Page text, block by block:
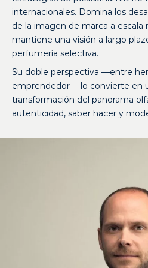
internacionales. Domina los
de la imagen de marca a
mantiene una visión a largo
perfumería selectiva.
Su doble perspectiva —entre
emprendedor— lo convierte en
transformación del panorama
autenticidad, saber hacer y